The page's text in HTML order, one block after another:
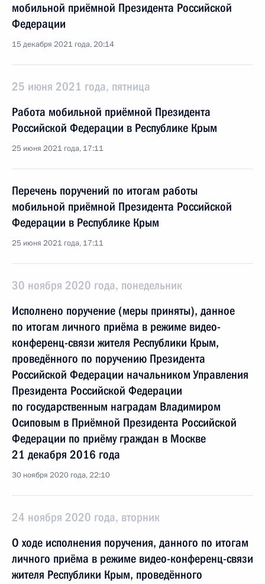
мобильной приёмной Президента Российской
Федерации
15 декабря 2021 года, 20:14
25 июня 2021 года, пятница
Работа мобильной приёмной Президента
Российской Федерации в Республике Крым
25 июня 2021 года, 17:11
Перечень поручений по итогам работы
мобильной приёмной Президента Российской
Федерации в Республике Крым
25 июня 2021 года, 17:11
30 ноября 2020 года, понедельник
Исполнено поручение (меры приняты), данное
по итогам личного приёма в режиме видео-
конференц-связи жителя Республики Крым,
проведённого по поручению Президента
Российской Федерации начальником Управления
Президента Российской Федерации
по государственным наградам Владимиром
Осиповым в Приёмной Президента Российской
Федерации по приёму граждан в Москве
21 декабря 2016 года
30 ноября 2020 года, 22:10
24 ноября 2020 года, вторник
О ходе исполнения поручения, данного по итогам
личного приёма в режиме видео-конференц-связи
жителя Республики Крым, проведённого